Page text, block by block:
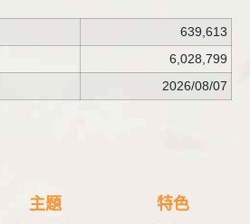
639,613
6,028,799
2026/08/07
主題 特色